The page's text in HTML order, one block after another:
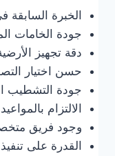
الخبرة السابقة
جودة الخامات
دقة تجهيز
حسن اختيار
جودة التشطيب
الالتزام بالمواعيد
وجود فريق
القدرة على